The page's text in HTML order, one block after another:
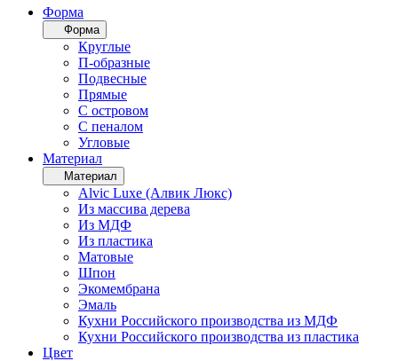
Форма
Форма
Круглые
П-образные
Подвесные
Прямые
С островом
С пеналом
Угловые
Материал
Материал
Alvic Luxe (Алвик Люкс)
Из массива дерева
Из МДФ
Из пластика
Матовые
Шпон
Экомембрана
Эмаль
Кухни Российского производства из МДФ
Кухни Российского производства из пластика
Цвет